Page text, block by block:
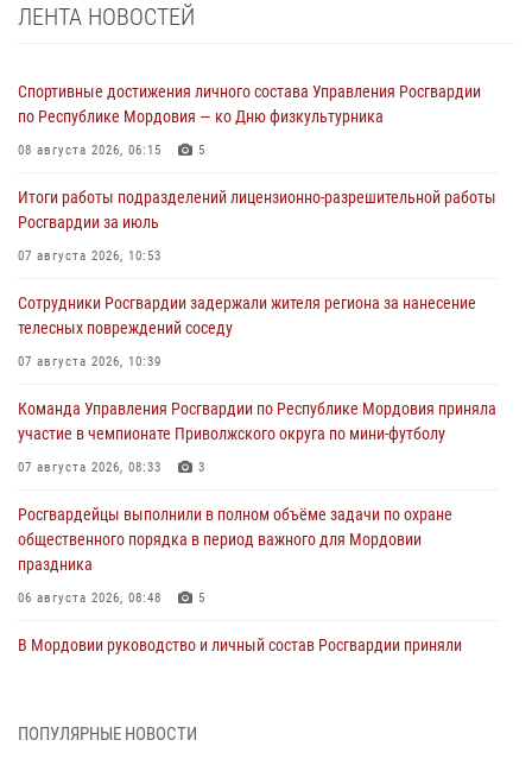
ЛЕНТА НОВОСТЕЙ
Спортивные достижения личного состава Управления Росгвардии
по Республике Мордовия — ко Дню физкультурника
08 августа 2026, 06:15 5
Итоги работы подразделений лицензионно-разрешительной работы
Росгвардии за июль
07 августа 2026, 10:53
Сотрудники Росгвардии задержали жителя региона за нанесение
телесных повреждений соседу
07 августа 2026, 10:39
Команда Управления Росгвардии по Республике Мордовия приняла
участие в чемпионате Приволжского округа по мини-футболу
07 августа 2026, 08:33 3
Росгвардейцы выполнили в полном объёме задачи по охране
общественного порядка в период важного для Мордовии
праздника
06 августа 2026, 08:48 5
В Мордовии руководство и личный состав Росгвардии приняли
06 августа 2026, 08:14 9
ПОПУЛЯРНЫЕ НОВОСТИ